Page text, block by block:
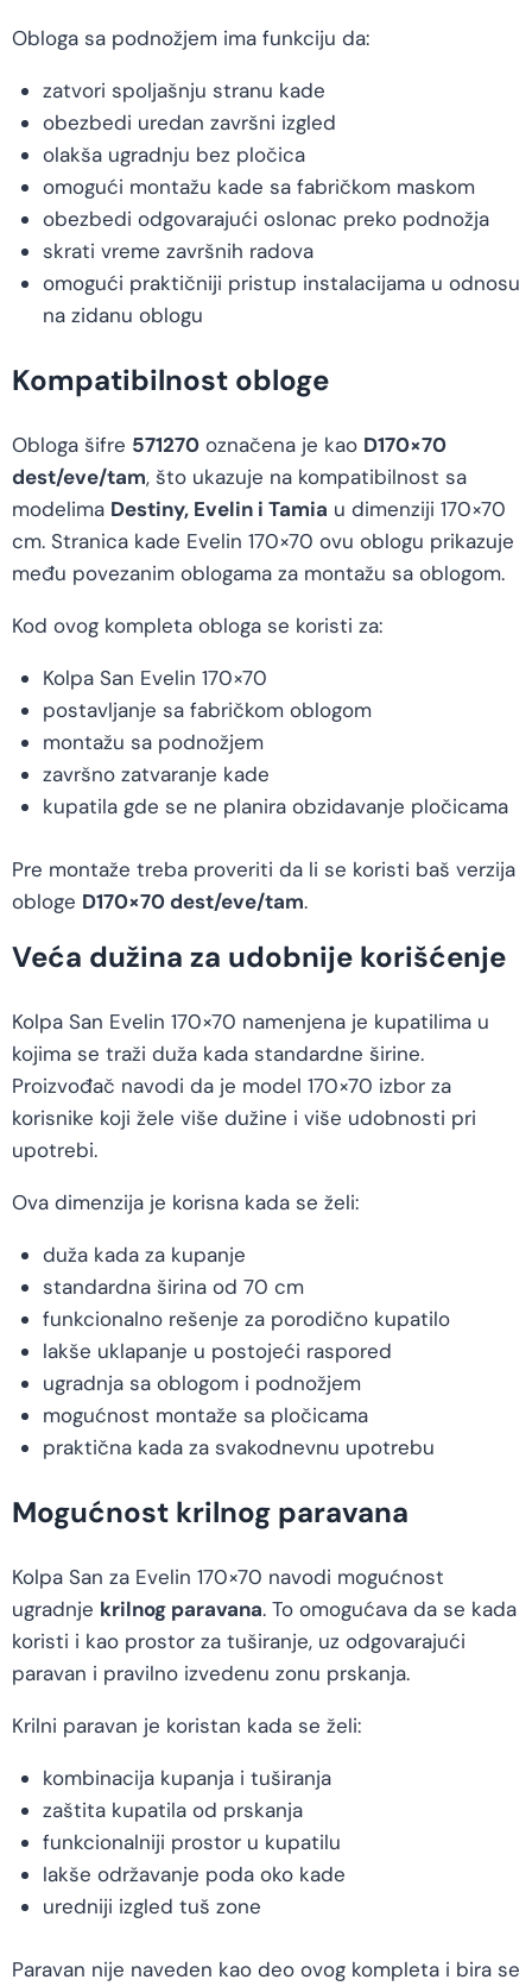
Obloga sa podnožjem ima funkciju da:
zatvori spoljašnju stranu kade
obezbedi uredan završni izgled
olakša ugradnju bez pločica
omogući montažu kade sa fabričkom maskom
obezbedi odgovarajući oslonac preko podnožja
skrati vreme završnih radova
omogući praktičniji pristup instalacijama u odnosu
na zidanu oblogu
Kompatibilnost obloge
Obloga šifre 571270 označena je kao D170×70
dest/eve/tam, što ukazuje na kompatibilnost sa
modelima Destiny, Evelin i Tamia u dimenziji 170×70
cm. Stranica kade Evelin 170×70 ovu oblogu prikazuje
među povezanim oblogama za montažu sa oblogom.
Kod ovog kompleta obloga se koristi za:
Kolpa San Evelin 170×70
postavljanje sa fabričkom oblogom
montažu sa podnožjem
završno zatvaranje kade
kupatila gde se ne planira obzidavanje pločicama
Pre montaže treba proveriti da li se koristi baš verzija
obloge D170×70 dest/eve/tam.
Veća dužina za udobnije korišćenje
Kolpa San Evelin 170×70 namenjena je kupatilima u
kojima se traži duža kada standardne širine.
Proizvođač navodi da je model 170×70 izbor za
korisnike koji žele više dužine i više udobnosti pri
upotrebi.
Ova dimenzija je korisna kada se želi:
duža kada za kupanje
standardna širina od 70 cm
funkcionalno rešenje za porodično kupatilo
lakše uklapanje u postojeći raspored
ugradnja sa oblogom i podnožjem
mogućnost montaže sa pločicama
praktična kada za svakodnevnu upotrebu
Mogućnost krilnog paravana
Kolpa San za Evelin 170×70 navodi mogućnost
ugradnje krilnog paravana. To omogućava da se kada
koristi i kao prostor za tuširanje, uz odgovarajući
paravan i pravilno izvedenu zonu prskanja.
Krilni paravan je koristan kada se želi:
kombinacija kupanja i tuširanja
zaštita kupatila od prskanja
funkcionalniji prostor u kupatilu
lakše održavanje poda oko kade
uredniji izgled tuš zone
Paravan nije naveden kao deo ovog kompleta i bira se